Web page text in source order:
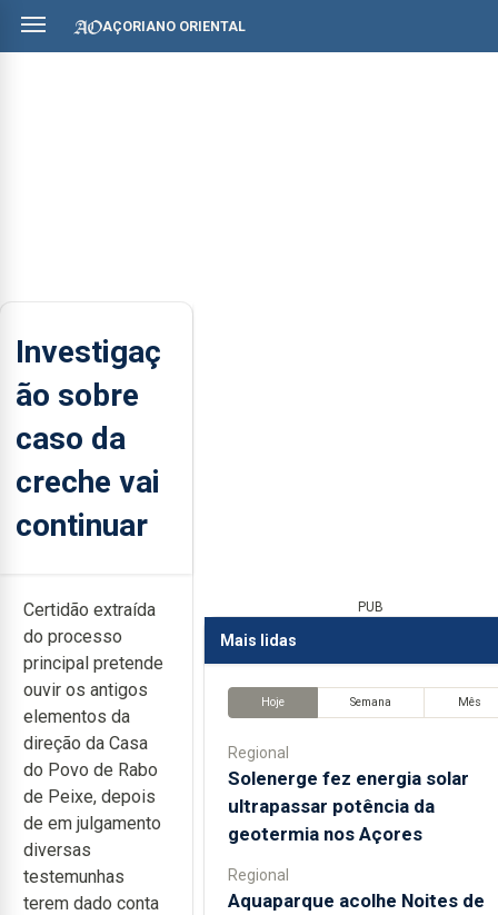
AÇORIANO ORIENTAL
Investigaç
ão sobre
caso da
creche vai
continuar
Certidão extraída
do processo
principal pretende
ouvir os antigos
elementos da
direção da Casa
do Povo de Rabo
de Peixe, depois
de em julgamento
diversas
testemunhas
terem dado conta
PUB
Mais lidas
Hoje Semana Mês
Regional
Solenerge fez energia solar
ultrapassar potência da
geotermia nos Açores
Regional
Aquaparque acolhe Noites de